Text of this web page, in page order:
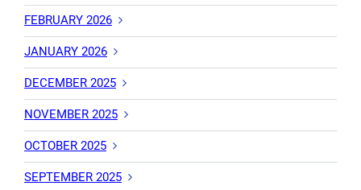
FEBRUARY 2026
JANUARY 2026
DECEMBER 2025
NOVEMBER 2025
OCTOBER 2025
SEPTEMBER 2025